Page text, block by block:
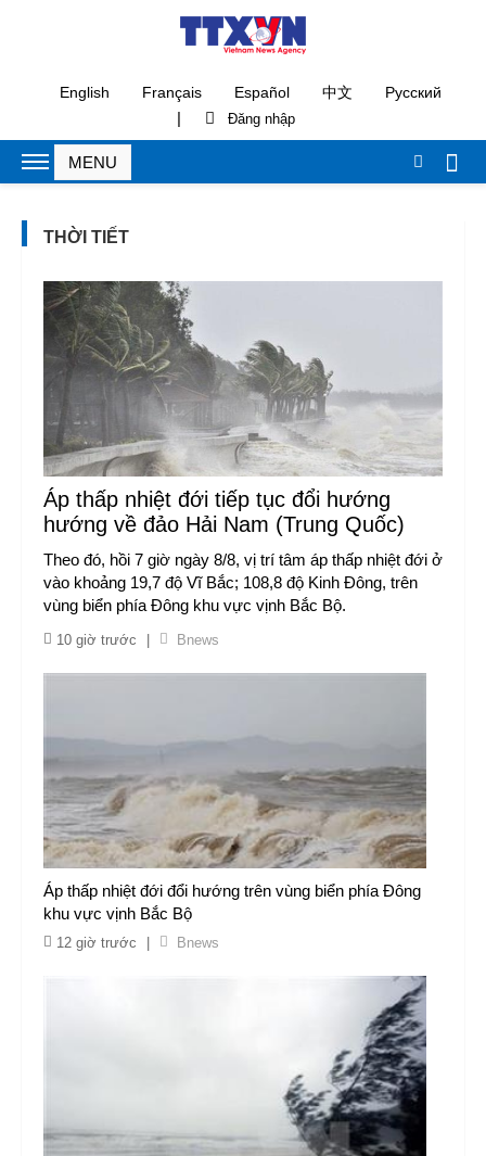
English Français Español 中文 Русский
|
THỜI TIẾT
Áp thấp nhiệt đới tiếp tục đổi hướng
hướng về đảo Hải Nam (Trung Quốc)
Theo đó, hồi 7 giờ ngày 8/8, vị trí tâm áp thấp nhiệt đới ở
vào khoảng 19,7 độ Vĩ Bắc; 108,8 độ Kinh Đông, trên
vùng biển phía Đông khu vực vịnh Bắc Bộ.
10 giờ trước Bnews
Áp thấp nhiệt đới đổi hướng trên vùng biển phía Đông
khu vực vịnh Bắc Bộ
12 giờ trước Bnews